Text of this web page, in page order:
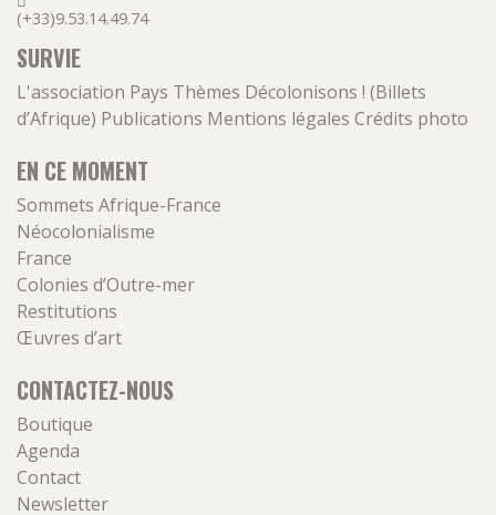
(+33)9.53.14.49.74
SURVIE
L'association Pays Thèmes Décolonisons ! (Billets
d’Afrique) Publications Mentions légales Crédits photo
EN CE MOMENT
Sommets Afrique-France
Néocolonialisme
France
Colonies d’Outre-mer
Restitutions
Œuvres d’art
CONTACTEZ-NOUS
Boutique
Agenda
Contact
Newsletter